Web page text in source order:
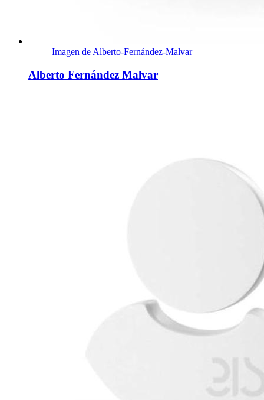
Imagen de Alberto-Fernández-Malvar
Alberto Fernández Malvar